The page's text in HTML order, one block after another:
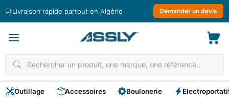
Livraison rapide partout en Algérie Demander un devis
Outillage Accessoires Boulonerie